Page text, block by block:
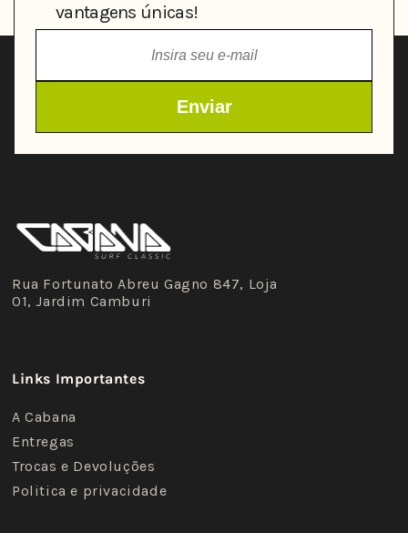
vantagens únicas!
Rua Fortunato Abreu Gagno 847, Loja
01, Jardim Camburi
Links Importantes
A Cabana
Entregas
Trocas e Devoluções
Politica e privacidade